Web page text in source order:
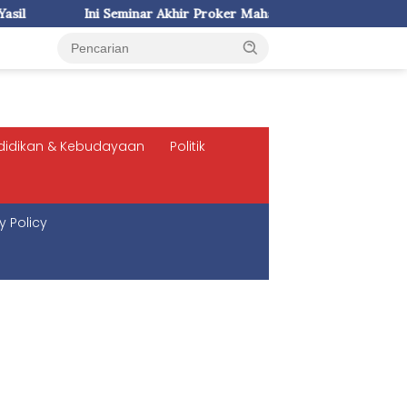
Akhir Proker Mahasiswa KKN-T Unhas di Desa Pattalassang
& Kebudayaan Politik
Policy